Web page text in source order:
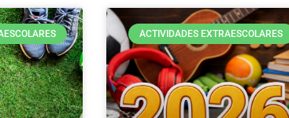
ACTIVIDADES EXTRAESCOLARES